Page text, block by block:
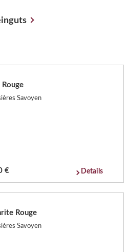
Rouge
Savoyen
€ Details
Rouge
Savoyen